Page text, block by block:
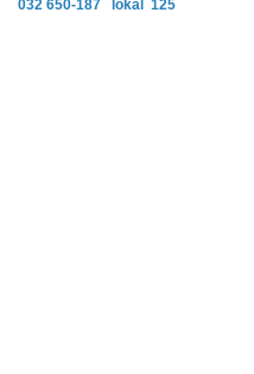
032 650-187 lokal 125